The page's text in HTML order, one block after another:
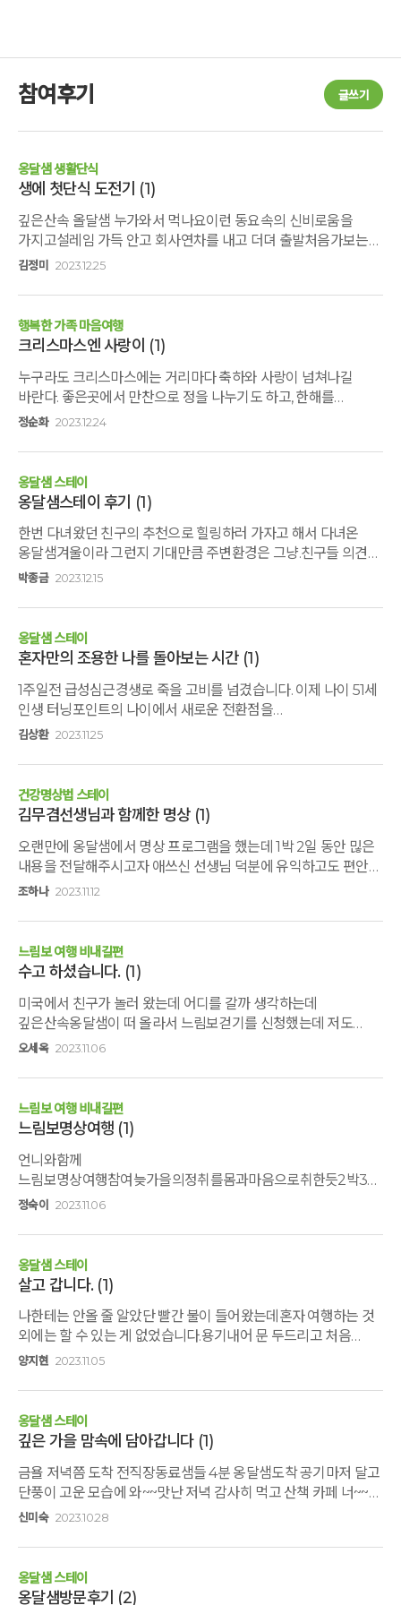
참여후기 글쓰기
옹달샘 생활단식
생에 첫단식 도전기 (1)
깊은산속 올달샘 누가와서 먹나요이런 동요속의 신비로움을
가지고설레임 가득 안고 회사연차를 내고 더뎌 출발처음가보는
동네 창원에서 2시간30분 그때까지도 "오생단"이 무엇인지
순우한 건지 나의 앞에 놓인 것에 만 관심이 있는지 난 정말
아무것도 모른체 오로지 쉼이 필요해서 지금 현재를 잠시 멈추고
싶어서 지인의 소개로 고도원의 아침편지라는 검색으로 12월
단식 프로그램을 신청하게 된것이다. 지인이신분은 시골
여성면장님 을 퇴직하신분인데 최근 가까운 사이로 발전하게
되었고 인생선배로 의지하게 되었다.처음입구에서 접수하는
건물이 어디인지 몰라 왔다갔다 다니다 물어서 건물을 찾아가게
설레임이 더 고조된 기분이였다. 짐가방과 함께 오리엔테이션을
하러 이동하여 조원별 앉게 되었는데 서로 인사를 나누며 팀원들
중 팀장이 계셨는데 양미숙 지도사님 정말 나에게는 운명같은
분이시다 오생단의 입문을 잘 지도해 주셨고 나도 그러한 것에
인생 처음 도전함에 거부감이 없었다. 여러 명상프로그램 중
맨발걷기 아주천천히 걷는 그 기분이 나와 딱 맞는 멈춤 쉼
휴식할수있는 명상프로그램이였고. 싱잉볼 명상 프로그램도
춤과함께 명상은 불을 끈상태에서 하니까 정말 내 맘대로
움직이 고 까불어서 털어내는 그런 명상이였다. 마지막 으로
이러한분을 뵐것이며 이런 좋은 말 씀과 함께 사랑하고 감사할수
있을까 정말 마음의 풍 성함이 충만하기 그지없었다. 완전 현재
나의 삶 사회생활.직장생활.가족.자녀.친구.지인 다 떠나 오로시
빠른시일 내 가족들과 함께하고 싶고 만성. 고질병 류마티즘으로
가족력이 있어 늘 걱정인데 모두 함께 참여해서 모두가 건강하고
김정미 2023.12.25
행복한 가족 마음여행
크리스마스엔 사랑이 (1)
누구라도 크리스마스에는 거리마다 축하와 사랑이 넘쳐나길
바란다. 좋은곳에서 만찬으로 정을 나누기도 하고, 한해를
보내면서 자숙의 시간을 갖기도 하고 위로를 보내면서 말이다.
되기 위해 깊은산속 옹달샘을 찾게 되었다.그동안 가족간 상처가
되어 킬링이 되어 왔다면 이번 2박3일 동안만큼은 힐링의 시간이
되기를 간절히 바랐기때문이다.멘토이신 고도원님을 뵈오니
그렇게 눈물이 났다10여년전 맘이 힘들었을때 숲속 걷기명상으로
마음을 잡고 갔었는데, 이렇게 십년이 지나 몸과 마음이
만신창이가 된 오늘 고도원님을 곁에서 뵈니 반갑고 설레고 그냥
눈물이 줄줄 흘러내려 가족 소개하는 시간에 참느라 혼났다.
시간들..고도원님의 말씀중에 ‘너무 들뜨지 않고, 너무 가라앉지도
않게...’네! 그렇게 저도 제자신을 잘 살피겠습니다.나자신 한해동안
너무나 애썼다!누구보다 소중한 남편과 딸 고마워(하트)
정순화 2023.12.24
옹달샘 스테이
옹달샘스테이 후기 (1)
한번 다녀왔던 친구의 추천으로 힐링하러 가자고 해서 다녀온
옹달샘겨울이라 그런지 기대만큼 주변환경은 그냥.친구들 의견이
봄이나 가을에 다시오면 좋겠다하는 의견들 ★좋은점: 1. 밥하지
좋았는데 쉼사이에 느린요가 등 프로그램으로
심심치않음 ★부족한점: 매번 다르겠지만 우리가 다녀온
아침밥은 진빵대신 삶은 계란이 좋았겠다 함. 닭죽에서 특유의
닭냄새로 받아놓고 못먹은 친구있음 ★개선해야할점: 까페에서
기대를 갖고 시켰던 시그니처 티 ㅡ 예술차.버섯차.또하나가??
(세가지 주문) 예술차는 그래도 허브냄새가 나서 마실만 했는데
다른차는 슬라이스대추 두개 올라간 맹물인가? 했는데 꽃차를
모두들 맹물맛에 못마시고 있다가 예술차 한방울씩 섞어서
허브맛으로 마심.. 꽃차 종류는 다도프로그램을 만들어서
거기에서나 활용해야 할듯 후기써달라고 문자 왔다 했더니
박종금 2023.12.15
옹달샘 스테이
혼자만의 조용한 나를 돌아보는 시간 (1)
1주일전 급성심근경생로 죽을 고비를 넘겼습니다. 이제 나이 51세
인생 터닝포인트의 나이에서 새로운 전환점을
맞았습니다. 건강을 챙겨야 겠다는 생각에 오혜숙 생활단식
오래전에 고도원님의 아침편지를 받아 읽어보았는데깊은산속
옹달샘 이라는 명상힐링 센터를 전혀 몰랐습니다. 아뭏든 우연히
찾은 이곳에서 너무나도 감사하게도 고도원님과 오혜숙님과
한자리에서 점심 식사를 하며 대화를 나눌 기회가 있었고 짧지만
뜻깊은 시간이었습니다. 우연히 찾았지만 주변공기와 기운이
하루 묵고 싶었고 다행히방 하나가 비어 스테이를 신청하고 홀로
돌아보는 시간을 갖고 있습니다 건강과 마음의평화 나 자신을
김상환 2023.11.25
건강명상법 스테이
김무겸선생님과 함께한 명상 (1)
오랜만에 옹달샘에서 명상 프로그램을 했는데 1박 2일 동안 믾은
내용을 전달해주시고자 애쓰신 선생님 덕분에 유익하고도 편안한
휴식의 시간으로 재충전 하고 왔습니다.변함없눈 맛난 밥상,
와서 곧 다시 찾고 싶어 지네요.담에는 옆지기랑 꼭 함께 하고
싶습니다2박 3일 프로그램으로 다시 가고 싶어요. 감사합니다 ^^
조하나 2023.11.12
느림보 여행 비내길편
수고 하셨습니다. (1)
미국에서 친구가 놀러 왔는데 어디를 갈까 생각하는데
깊은산속옹달샘이 떠 올라서 느림보걷기를 신청했는데 저도
좋았지만 친구가 너무 좋아하는 모습을보며 정말 잘 왔구나 생각
놓으며 함께 아파하고 함께웃던 순간이 벌써 그립네요.덤으로
깜짝선물 작은 음악회 너무 좋았어요.함께 했던 스텦들 그곳에서
만난분들정말 좋았고 수고 많으셨어요.
오세옥 2023.11.06
느림보 여행 비내길편
느림보명상여행 (1)
언니와함께
느림보명상여행참여늦가을의정취를몸과마음으로취한듯2박3일
이였습니다주변경치에취하고 아침지기분들의배려와격려에
만난듯그렇게 쉼 하고돌아왔습니다정갈한음식과카페에서
마셨던 차한잔비가오면
힘들거라는기우도함께한모든분들의마음기도덕분으로느림보걷
기 명상 요가 용서의길또한더없이 좋았던
옹달샘가을음악회고도원님의 멋진노래소리에흠뻑취했던
시간과 함께되돌아 보고싶은 멋진시간이였습니다일상의 시간을
뒤로한채스파 찜질. 침실 화장실 모든것들에아침지기님들의
즐겨보고싶습니다 멋진날 멋진분들과함께한2023년
느림보명상감사와고마움 전합니다
정숙이 2023.11.06
옹달샘 스테이
살고 갑니다. (1)
나한테는 안올 줄 알았단 빨간 불이 들어왔는데혼자 여행하는 것
외에는 할 수 있는 게 없었습니다.용기내어 문 두드리고 처음
와봤습니다.혼자 있어도 불편함이 전혀 없는 고요하고 편안한
웃지 않아도 되었습니다.아무도 나를 궁금해하지 않고
평가하지도 않는 우주 밖의 공간같은 곳이었습니다.잘 쉬고 잘
먹고 잘 울다 갑니다.음악회에서 너무 오열해서 죄송합니다...
다음에도 꼭 혼자 오고싶습니다.치유의 공간이 있다는 것에
감사합니다.
양지현 2023.11.05
옹달샘 스테이
깊은 가을 맘속에 담아갑니다 (1)
금욜 저녁쯤 도착 전직장동료샘들 4분 옹달샘도착 공기마저 달고
단풍이 고운 모습에 와~~맛난 저녁 감사히 먹고 산책 카페 너~~무
행복한시간 이야기나누다. 푹자고? 아침 새벽 산책 참좋은
느끼고 좀일찍 퇴소 쪼금 아쉽 ᆢ담에 또 뵙겠습니다$
신미숙 2023.10.28
옹달샘 스테이
옹달샘방문후기 (2)